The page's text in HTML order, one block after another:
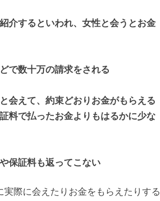
介するといわれ、女性と会うとお金
で数十万の請求をされる
会えて、約束どおりお金がもらえる
料で払ったお金よりもはるかに少な
保証料も返ってこない
際に会えたりお金をもらえたりする